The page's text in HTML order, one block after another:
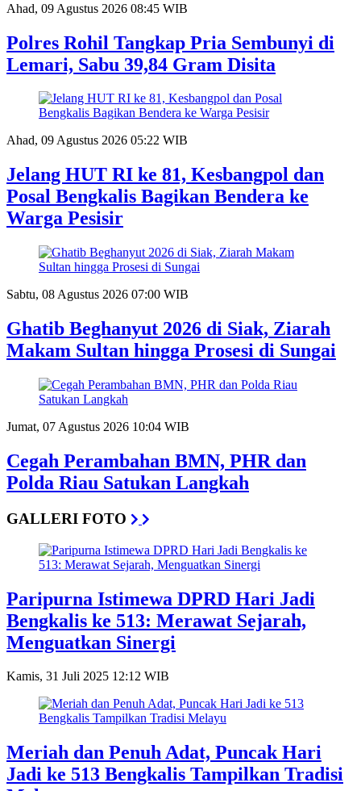
Ahad, 09 Agustus 2026 08:45 WIB
Polres Rohil Tangkap Pria Sembunyi di
Lemari, Sabu 39,84 Gram Disita
Ahad, 09 Agustus 2026 05:22 WIB
Jelang HUT RI ke 81, Kesbangpol dan
Posal Bengkalis Bagikan Bendera ke
Warga Pesisir
Sabtu, 08 Agustus 2026 07:00 WIB
Ghatib Beghanyut 2026 di Siak, Ziarah
Makam Sultan hingga Prosesi di Sungai
Jumat, 07 Agustus 2026 10:04 WIB
Cegah Perambahan BMN, PHR dan
Polda Riau Satukan Langkah
GALLERI FOTO
Paripurna Istimewa DPRD Hari Jadi
Bengkalis ke 513: Merawat Sejarah,
Menguatkan Sinergi
Kamis, 31 Juli 2025 12:12 WIB
Meriah dan Penuh Adat, Puncak Hari
Jadi ke 513 Bengkalis Tampilkan Tradisi